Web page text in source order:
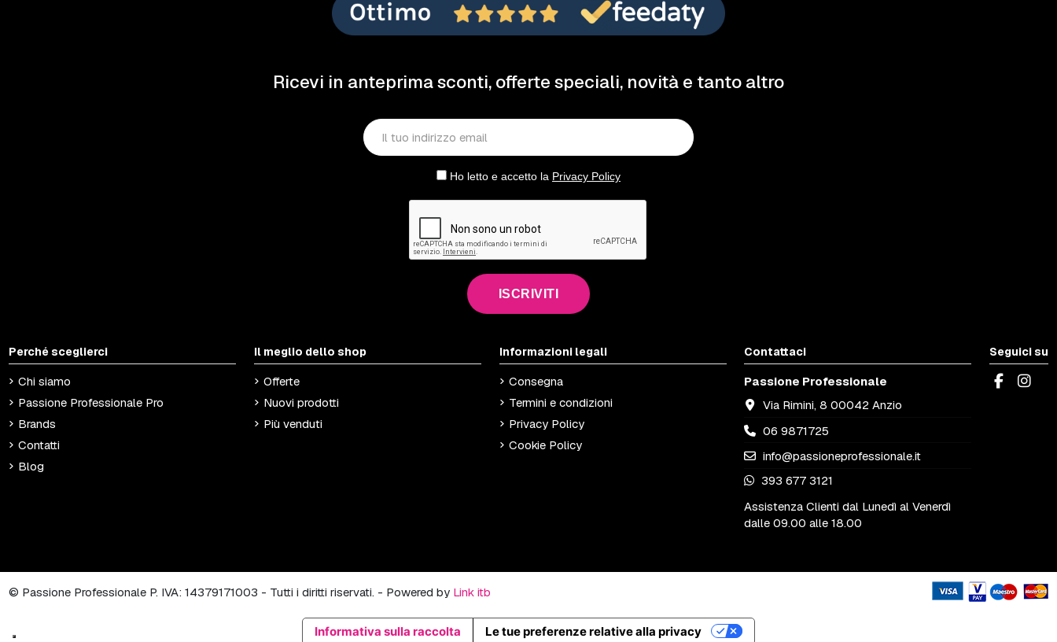
Ricevi in anteprima sconti, offerte speciali, novità e tanto altro
Ho letto e accetto la Privacy Policy
ISCRIVITI
Perché sceglierci
Chi siamo
Passione Professionale Pro
Brands
Contatti
Blog
Il meglio dello shop
Offerte
Nuovi prodotti
Più venduti
Informazioni legali
Consegna
Termini e condizioni
Privacy Policy
Cookie Policy
Contattaci
Passione Professionale
Via Rimini, 8 00042 Anzio
06 9871725
info@passioneprofessionale.it
393 677 3121
Assistenza Clienti dal Lunedì al Venerdì
dalle 09.00 alle 18.00
Seguici su
© Passione Professionale P. IVA: 14379171003 - Tutti i diritti riservati. - Powered by Link itb
Informativa sulla raccolta Le tue preferenze relative alla privacy